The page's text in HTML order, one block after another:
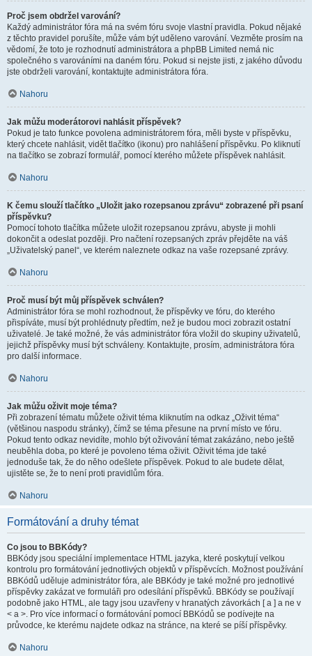
Proč jsem obdržel varování?
Každý administrátor fóra má na svém fóru svoje vlastní pravidla. Pokud nějaké
z těchto pravidel porušíte, může vám být uděleno varování. Vezměte prosím na
vědomí, že toto je rozhodnutí administrátora a phpBB Limited nemá nic
společného s varováními na daném fóru. Pokud si nejste jisti, z jakého důvodu
jste obdrželi varování, kontaktujte administrátora fóra.
Nahoru
Jak můžu moderátorovi nahlásit příspěvek?
Pokud je tato funkce povolena administrátorem fóra, měli byste v příspěvku,
který chcete nahlásit, vidět tlačítko (ikonu) pro nahlášení příspěvku. Po kliknutí
na tlačítko se zobrazí formulář, pomocí kterého můžete příspěvek nahlásit.
Nahoru
K čemu slouží tlačítko „Uložit jako rozepsanou zprávu“ zobrazené při psaní
příspěvku?
Pomocí tohoto tlačítka můžete uložit rozepsanou zprávu, abyste ji mohli
dokončit a odeslat později. Pro načtení rozepsaných zpráv přejděte na váš
„Uživatelský panel“, ve kterém naleznete odkaz na vaše rozepsané zprávy.
Nahoru
Proč musí být můj příspěvek schválen?
Administrátor fóra se mohl rozhodnout, že příspěvky ve fóru, do kterého
přispíváte, musí být prohlédnuty předtím, než je budou moci zobrazit ostatní
uživatelé. Je také možné, že vás administrátor fóra vložil do skupiny uživatelů,
jejichž příspěvky musí být schváleny. Kontaktujte, prosím, administrátora fóra
pro další informace.
Nahoru
Jak můžu oživit moje téma?
Při zobrazení tématu můžete oživit téma kliknutím na odkaz „Oživit téma“
(většinou naspodu stránky), čímž se téma přesune na první místo ve fóru.
Pokud tento odkaz nevidíte, mohlo být oživování témat zakázáno, nebo ještě
neuběhla doba, po které je povoleno téma oživit. Oživit téma jde také
jednoduše tak, že do něho odešlete příspěvek. Pokud to ale budete dělat,
ujistěte se, že to není proti pravidlům fóra.
Nahoru
Formátování a druhy témat
Co jsou to BBKódy?
BBKódy jsou speciální implementace HTML jazyka, které poskytují velkou
kontrolu pro formátování jednotlivých objektů v příspěvcích. Možnost používání
BBKódů uděluje administrátor fóra, ale BBKódy je také možné pro jednotlivé
příspěvky zakázat ve formuláři pro odesílání příspěvků. BBKódy se používají
podobně jako HTML, ale tagy jsou uzavřeny v hranatých závorkách [ a ] a ne v
< a >. Pro více informací o formátování pomocí BBKódů se podívejte na
průvodce, ke kterému najdete odkaz na stránce, na které se píší příspěvky.
Nahoru